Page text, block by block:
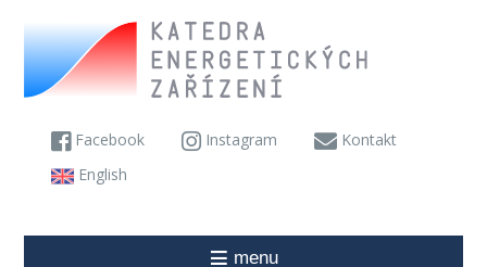
Facebook Instagram
Kontakt
English
menu